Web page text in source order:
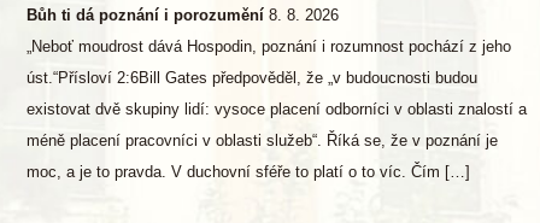
Bůh ti dá poznání i porozumění 8. 8. 2026
„Neboť moudrost dává Hospodin, poznání i rozumnost pochází z jeho
úst.“Přísloví 2:6Bill Gates předpověděl, že „v budoucnosti budou
existovat dvě skupiny lidí: vysoce placení odborníci v oblasti znalostí a
méně placení pracovníci v oblasti služeb“. Říká se, že v poznání je
moc, a je to pravda. V duchovní sféře to platí o to víc. Čím […]